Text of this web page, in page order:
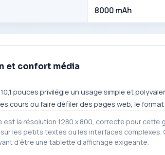
8000 mAh
et confort média
10,1 pouces privilégie un usage simple et
cours ou faire défiler des pages web, le
est la résolution 1280 x 800, correcte pour cette
les petits textes ou les interfaces
d’être une tablette d’affichage exigeante.